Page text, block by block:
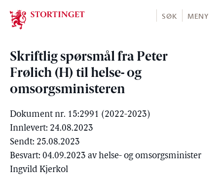
Stortinget.no
SØK MENY
Skriftlig spørsmål fra Peter
Frølich (H) til helse- og
omsorgsministeren
Dokument nr. 15:2991 (2022-2023)
Innlevert: 24.08.2023
Sendt: 25.08.2023
Besvart: 04.09.2023 av helse- og omsorgsminister
Ingvild Kjerkol